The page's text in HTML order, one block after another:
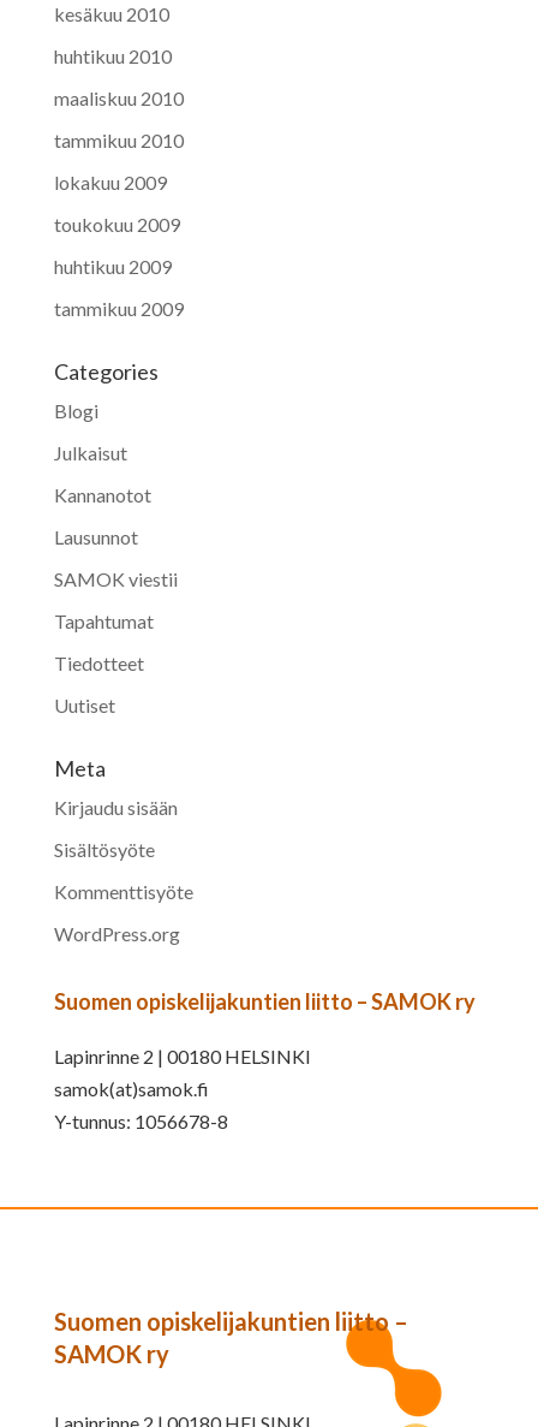
kesäkuu 2010
huhtikuu 2010
maaliskuu 2010
tammikuu 2010
lokakuu 2009
toukokuu 2009
huhtikuu 2009
tammikuu 2009
Categories
Blogi
Julkaisut
Kannanotot
Lausunnot
SAMOK viestii
Tapahtumat
Tiedotteet
Uutiset
Meta
Kirjaudu sisään
Sisältösyöte
Kommenttisyöte
WordPress.org
Suomen opiskelijakuntien liitto – SAMOK ry
Lapinrinne 2 | 00180 HELSINKI
samok(at)samok.fi
Y-tunnus: 1056678-8
Suomen opiskelijakuntien liitto –
SAMOK ry